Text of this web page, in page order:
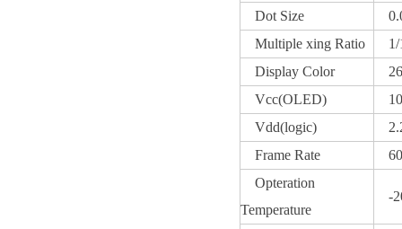
Dot Size
Multiple xing Ratio
1/
Display Color
Vcc(OLED)
10
Vdd(logic)
Frame Rate
60
Opteration
Temperature
-